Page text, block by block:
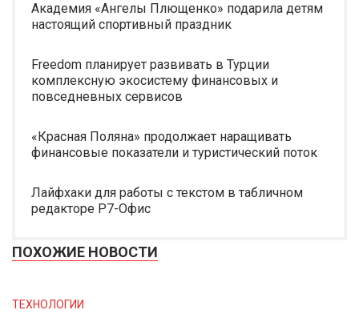
Академия «Ангелы Плющенко» подарила детям
настоящий спортивный праздник
Freedom планирует развивать в Турции
комплексную экосистему финансовых и
повседневных сервисов
«Красная Поляна» продолжает наращивать
финансовые показатели и туристический поток
Лайфхаки для работы с текстом в табличном
редакторе Р7-Офис
ПОХОЖИЕ НОВОСТИ
ТЕХНОЛОГИИ